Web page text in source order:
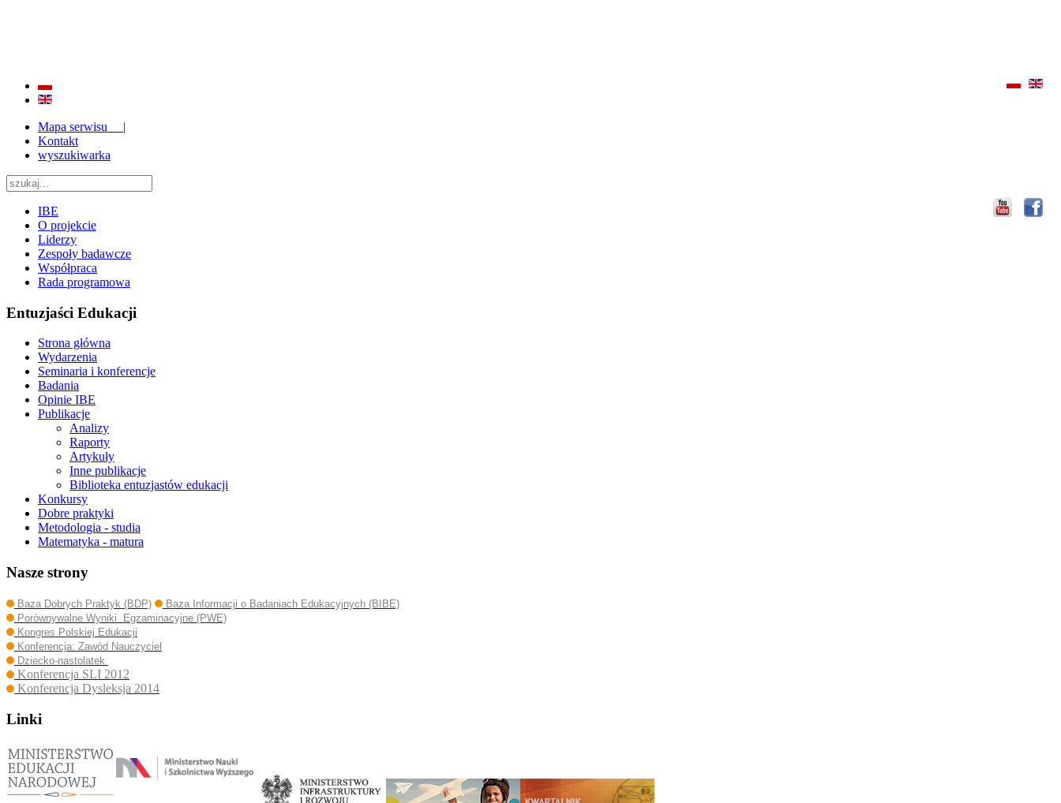
Mapa serwisu |
Kontakt
wyszukiwarka
IBE
O projekcie
Liderzy
Zespoły badawcze
Współpraca
Rada programowa
Entuzjaści Edukacji
Strona główna
Wydarzenia
Seminaria i konferencje
Badania
Opinie IBE
Publikacje
Analizy
Raporty
Artykuły
Inne publikacje
Biblioteka entuzjastów edukacji
Konkursy
Dobre praktyki
Metodologia - studia
Matematyka - matura
Nasze strony
Baza Dobrych Praktyk (BDP)
Baza Informacji o Badaniach Edukacyjnych (BIBE)
Porównywalne Wyniki Egzaminacyjne (PWE)
Kongres Polskiej Edukacji
Konferencja: Zawód Nauczyciel
Dziecko-nastolatek
Konferencja SLI 2012
Konferencja Dysleksja 2014
Linki